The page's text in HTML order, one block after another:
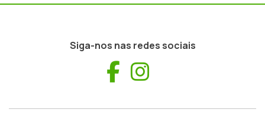
Siga-nos nas redes sociais
Facebook